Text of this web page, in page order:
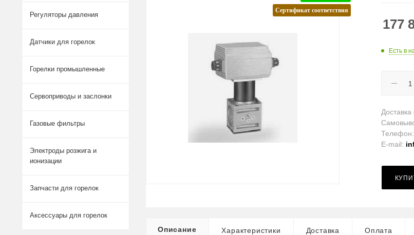
Сертификат соответствия
177
Есть в
E-mail:
Описание Характеристики Доставка Оплата
Регуляторы давления
Датчики для горелок
Горелки промышленные
Сервоприводы и заслонки
Газовые фильтры
Электроды розжига и
ионизации
Запчасти для горелок
Аксессуары для горелок